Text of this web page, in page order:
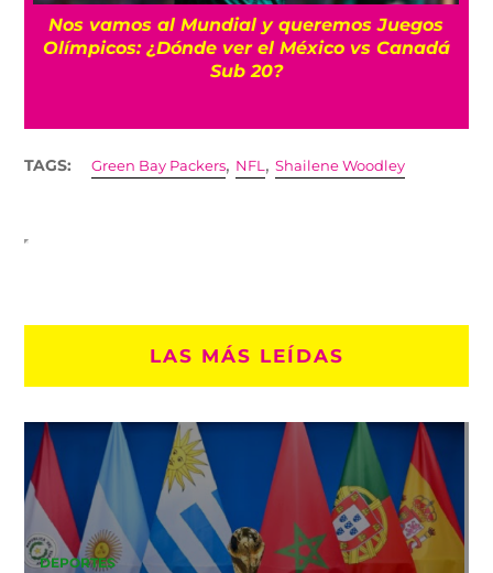
Nos vamos al Mundial y queremos Juegos
Olímpicos: ¿Dónde ver el México vs Canadá
Sub 20?
TAGS: Green Bay Packers, NFL ,Shailene Woodley
LAS MÁS LEÍDAS
DEPORTES